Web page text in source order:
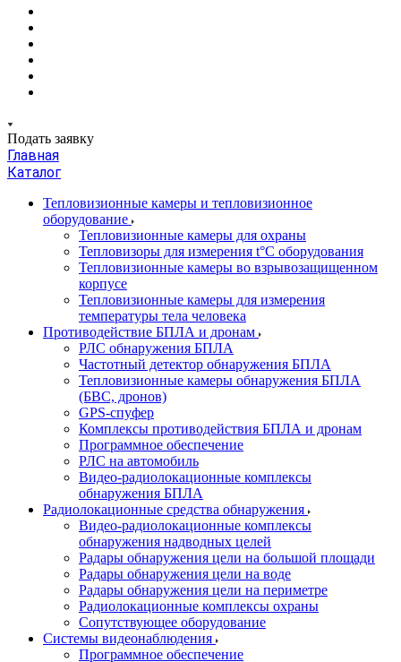
Подать заявку
Главная
Каталог
Тепловизионные камеры и тепловизионное
оборудование
Тепловизионные камеры для охраны
Тепловизоры для измерения t°С оборудования
Тепловизионные камеры во взрывозащищенном
корпусе
Тепловизионные камеры для измерения
температуры тела человека
Противодействие БПЛА и дронам
РЛС обнаружения БПЛА
Частотный детектор обнаружения БПЛА
Тепловизионные камеры обнаружения БПЛА
(БВС, дронов)
GPS-спуфер
Комплексы противодействия БПЛА и дронам
Программное обеспечение
РЛС на автомобиль
Видео-радиолокационные комплексы
обнаружения БПЛА
Радиолокационные средства обнаружения
Видео-радиолокационные комплексы
обнаружения надводных целей
Радары обнаружения цели на большой площади
Радары обнаружения цели на воде
Радары обнаружения цели на периметре
Радиолокационные комплексы охраны
Сопутствующее оборудование
Системы видеонаблюдения
Программное обеспечение